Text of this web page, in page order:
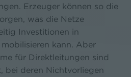
Erzeuger können so die
was die Netze
Investitionen in
kann. Aber
für Direktleitungen sind
bei deren Nichtvorliegen